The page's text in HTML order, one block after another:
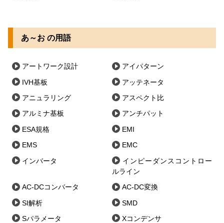
あ～お の用語
アートワーク設計 アイパターン
IVH基板 アッテネータ
アニュラリング アスペクト比
アルミナ基板 アンチパット
ESA規格 EMI
EMS EMC
インバータ
インピーダンスコントロー
ルライン
AC-DCコンバータ AC-DC変換
SI解析 SMD
Sパラメータ Xコンデンサ